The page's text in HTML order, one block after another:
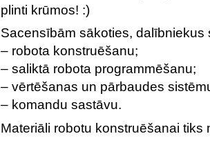
plinti krūmos! :)
Sacensībām sākoties, dalībniekus
– robota konstruēšanu;
– saliktā robota programmēšanu;
– vērtēšanas un pārbaudes
– komandu sastāvu.
Materiāli robotu konstruēšanai tiks